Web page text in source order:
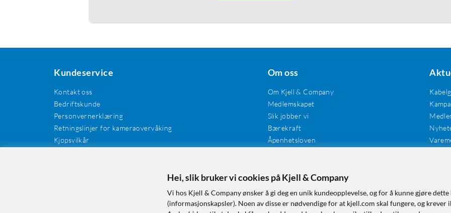
Kundeservice
Kontakt oss
Bedriftskunde
Personvernerklæring
Retningslinjer for kameraovervåking
Kjøpsvilkår
Om oss
Om Kjell & Company
Medlemskapet
Slik jobber vi
Bærekraft
Åpenhetsloven
Tilgjengelighet
Hei, slik bruker vi cookies på Kjell & Company
Vi hos Kjell & Company ønsker å gi deg en unik kundeopplevelse, og for å kunne gjøre
(informasjonskapsler). Noen av disse er nødvendige for at kjell.com skal fungere, og krever